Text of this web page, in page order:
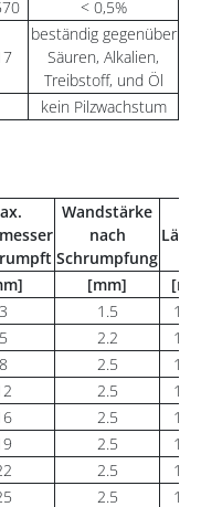
< 0,5%
beständig gegenüber
Säuren, Alkalien,
Treibstoff, und Öl
kein Pilzwachstum
Wandstärke
nach
Schrumpfung
[mm]
[m]
3 1.5
1,2
5 2.2
1,2
8 2.5
1,2
2.5
1,2
2.5
1,2
2.5
1,2
2.5
1,2
2.5
1,2